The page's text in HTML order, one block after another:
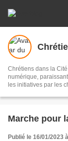
Chrétiens dans la
numérique,
les initiatives par les
Marche pour
Publié le 16/01/2023